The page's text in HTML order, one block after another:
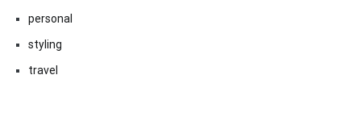
personal
styling
travel